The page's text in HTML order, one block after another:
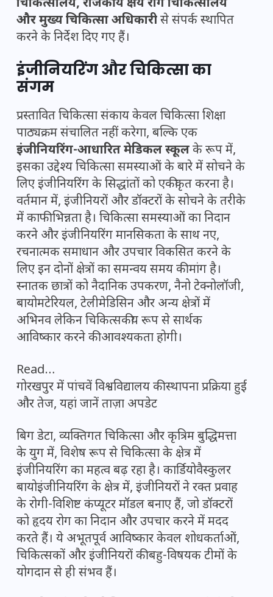
चिकित्सालय, राजकीय क्षय रोग चिकित्सालय
और मुख्य चिकित्सा अधिकारीसे संपर्क स्थापित
करने के निर्देश दिए गए हैं।
इंजीनियरिंग और चिकित्सा का
संगम
प्रस्तावित चिकित्सा संकाय केवल चिकित्सा शिक्षा
पाठ्यक्रम संचालित नहीं करेगा, बल्कि एक
इंजीनियरिंग-आधारित मेडिकल स्कूलके रूप में,
इसका उद्देश्य चिकित्सा समस्याओं के बारे में सोचने के
लिए इंजीनियरिंग के सिद्धांतों को एकीकृत करना है।
वर्तमान में, इंजीनियरों और डॉक्टरों के सोचने के तरीके
में काफी भिन्नता है। चिकित्सा समस्याओं का निदान
करने और इंजीनियरिंग मानसिकता के साथ नए,
रचनात्मक समाधान और उपचार विकसित करने के
लिए इन दोनों क्षेत्रों का समन्वय समय की मांग है।
स्नातक छात्रों को नैदानिक उपकरण, नैनो टेक्नोलॉजी,
बायोमटेरियल, टेलीमेडिसिन और अन्य क्षेत्रों में
अभिनव लेकिन चिकित्सकीय रूप से सार्थक
आविष्कार करने की आवश्यकता होगी।
Read…
गोरखपुर में पांचवें विश्वविद्यालय की स्थापना प्रक्रिया हुई
और तेज, यहां जानें ताज़ा अपडेट
बिग डेटा, व्यक्तिगत चिकित्सा और कृत्रिम बुद्धिमत्ता
के युग में, विशेष रूप से चिकित्सा के क्षेत्र में
इंजीनियरिंग का महत्व बढ़ रहा है। कार्डियोवैस्कुलर
बायोइंजीनियरिंग के क्षेत्र में, इंजीनियरों ने रक्त प्रवाह
के रोगी-विशिष्ट कंप्यूटर मॉडल बनाए हैं, जो डॉक्टरों
को हृदय रोग का निदान और उपचार करने में मदद
करते हैं। ये अभूतपूर्व आविष्कार केवल शोधकर्ताओं,
चिकित्सकों और इंजीनियरों की बहु-विषयक टीमों के
योगदान से ही संभव हैं।